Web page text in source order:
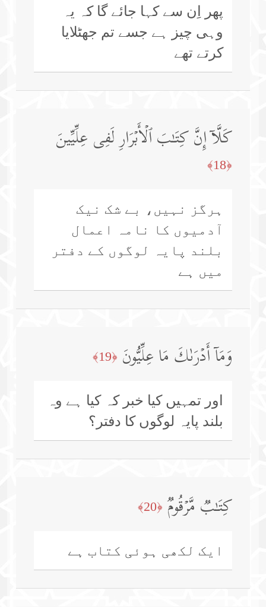
پھر اِن سے کہا جائے گا کہ یہ
وہی چیز ہے جسے تم جھٹلایا
کرتے تھے
كَلَّاۤ إِنَّ كِتَـٰبَ ٱلۡأَبۡرَارِ لَفِی عِلِّیِّینَ
﴿18﴾
ہرگز نہیں، بے شک نیک
آدمیوں کا نامہ اعمال
بلند پایہ لوگوں کے دفتر
میں ہے
وَمَاۤ أَدۡرَىٰكَ مَا عِلِّیُّونَ ﴿19﴾
اور تمہیں کیا خبر کہ کیا ہے وہ
بلند پایہ لوگوں کا دفتر؟
كِتَـٰبࣱ مَّرۡقُومࣱ ﴿20﴾
ایک لکھی ہوئی کتاب ہے